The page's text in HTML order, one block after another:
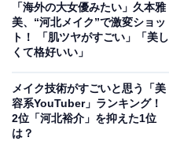
「海外の大女優みたい」久本雅
美、“河北メイク”で激変ショッ
ト！ 「肌ツヤがすごい」「美し
くて格好いい」
メイク技術がすごいと思う「美
容系YouTuber」ランキング！
2位「河北裕介」を抑えた1位
は？